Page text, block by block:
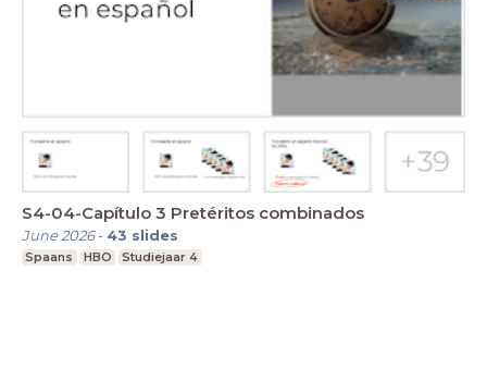
S4-04-Capítulo 3 Pretéritos combinados
June 2026- 43 slides
Spaans HBO Studiejaar 4